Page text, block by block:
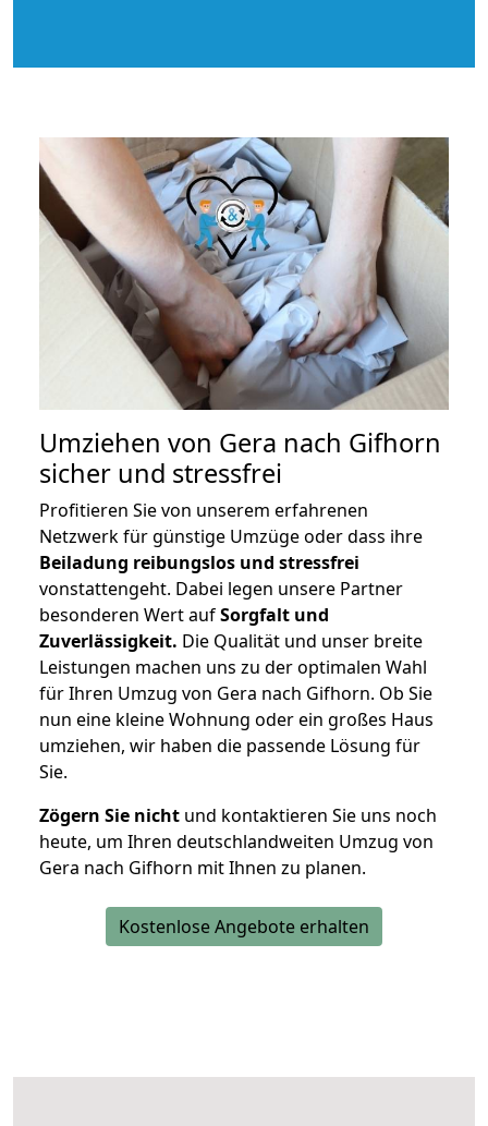
Umziehen von Gera nach Gifhorn
sicher und stressfrei
Profitieren Sie von unserem erfahrenen
Netzwerk für günstige Umzüge oder dass ihre
Beiladung reibungslos und stressfrei
vonstattengeht. Dabei legen unsere Partner
besonderen Wert aufSorgfalt und
Zuverlässigkeit. Die Qualität und unser breite
Leistungen machen uns zu der optimalen Wahl
für Ihren Umzug von Gera nach Gifhorn. Ob Sie
nun eine kleine Wohnung oder ein großes Haus
umziehen, wir haben die passende Lösung für
Sie.
Zögern Sie nicht und kontaktieren Sie uns noch
heute, um Ihren deutschlandweiten Umzug von
Gera nach Gifhorn mit Ihnen zu planen.
Kostenlose Angebote erhalten